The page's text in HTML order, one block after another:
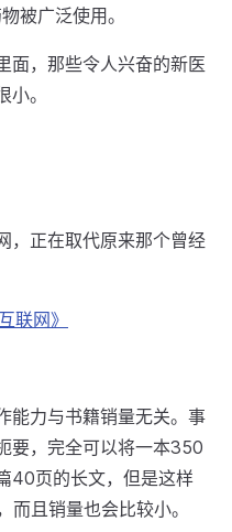
被广泛使用。
面，那些令人兴奋的新医
。
，正在取代原来那个曾经
联网》
能力与书籍销量无关。事
要，完全可以将一本350
40页的长文，但是这样
而且销量也会比较小。